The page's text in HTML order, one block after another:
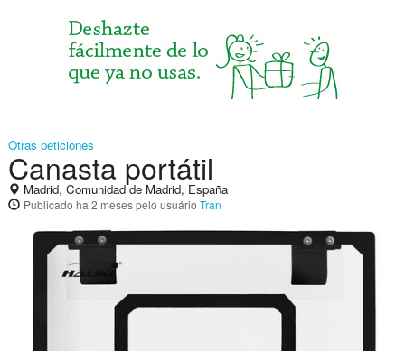
Otras peticiones
Canasta portátil
Madrid, Comunidad de Madrid, España
Publicado ha 2 mesespelo usuário Tran